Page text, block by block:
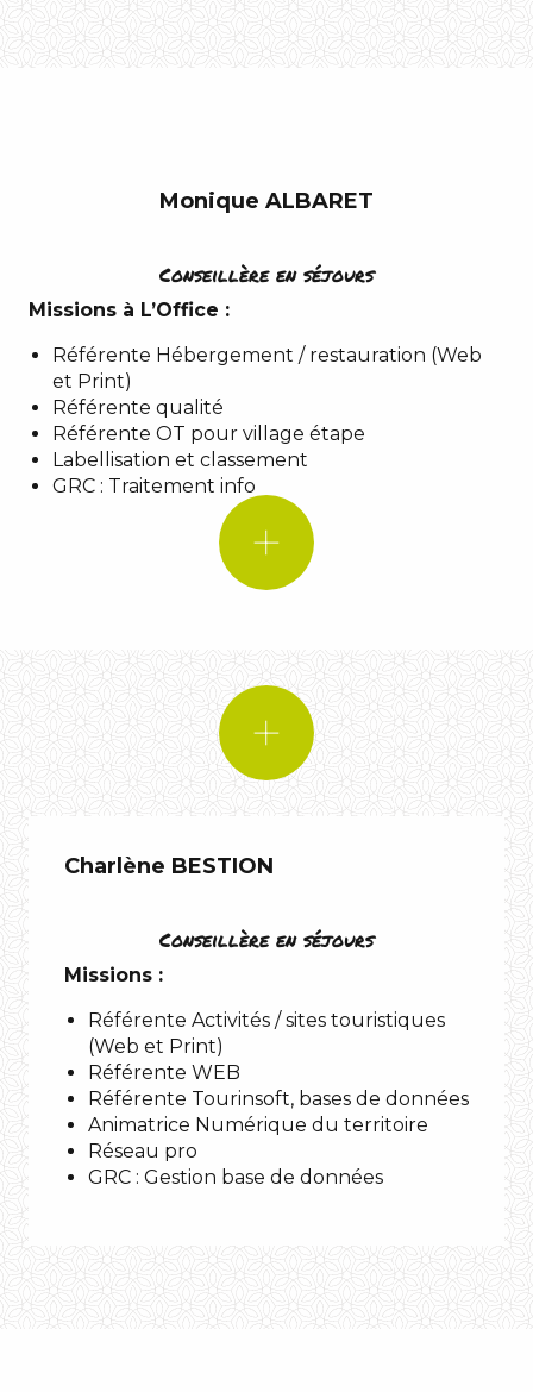
Une
Ain’t
citation
animal
Monique ALBARET
Conseillère en séjours
Missions à L’Office :
Référente Hébergement / restauration (Web
et Print)
Référente qualité
Référente OT pour village étape
Labellisation et classement
GRC : Traitement info
Gorges du Tarn
Une musique :Mike Oldfield –
Moonlight Shadow
Une citation :
Un animal :
SI J’ETAIS !
Biga*Ranx – D.I.Y
Charlène BESTION
Conseillère en séjours
Missions :
Référente Activités / sites touristiques
(Web et Print)
Référente WEB
Référente Tourinsoft, bases de données
Animatrice Numérique du territoire
Réseau pro
GRC : Gestion base de données